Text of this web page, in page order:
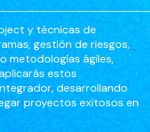
y técnicas de
gestión de riesgos,
metodologías ágiles,
estos
desarrollando
proyectos exitosos en